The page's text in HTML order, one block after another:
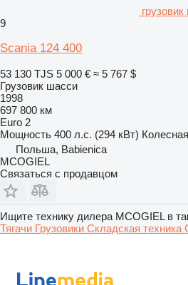
9
Scania 124 400
53 130 TJS 5 000 € ≈ 5 767 $
Грузовик шасси
1998
697 800 км
Euro 2
Мощность 400 л.с. (294 кВт)
Польша, Babienica
MCOGIEL
Связаться с продавцом
Ищите технику дилера MCOGIEL в
Тягачи Грузовики Складская техника